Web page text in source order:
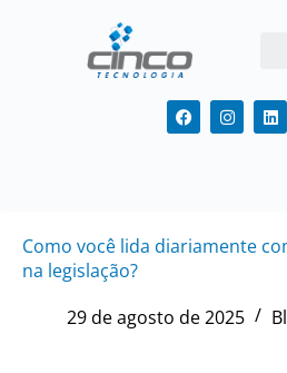
Como você lida diariamente
na legislação?
29 de agosto de 2025